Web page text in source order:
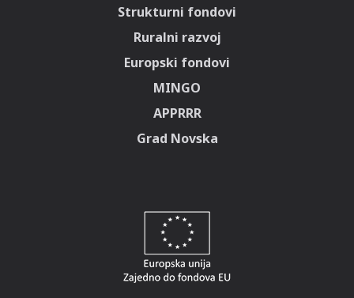
Strukturni fondovi
Ruralni razvoj
Europski fondovi
MINGO
APPRRR
Grad Novska